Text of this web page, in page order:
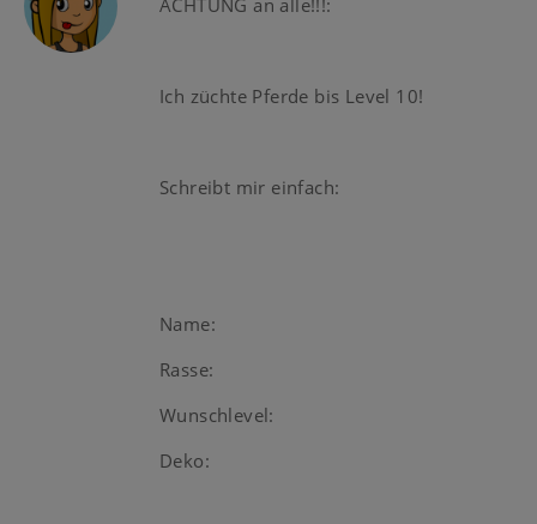
ACHTUNG an alle!!!:
Ich züchte Pferde bis Level 10!
Schreibt mir einfach:
Name:
Rasse:
Wunschlevel:
Deko: